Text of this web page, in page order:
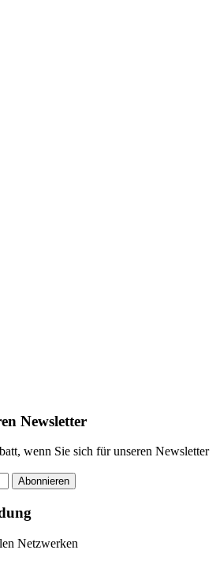
Newsletter
wenn Sie sich für unseren Newsletter
Abonnieren
Netzwerken